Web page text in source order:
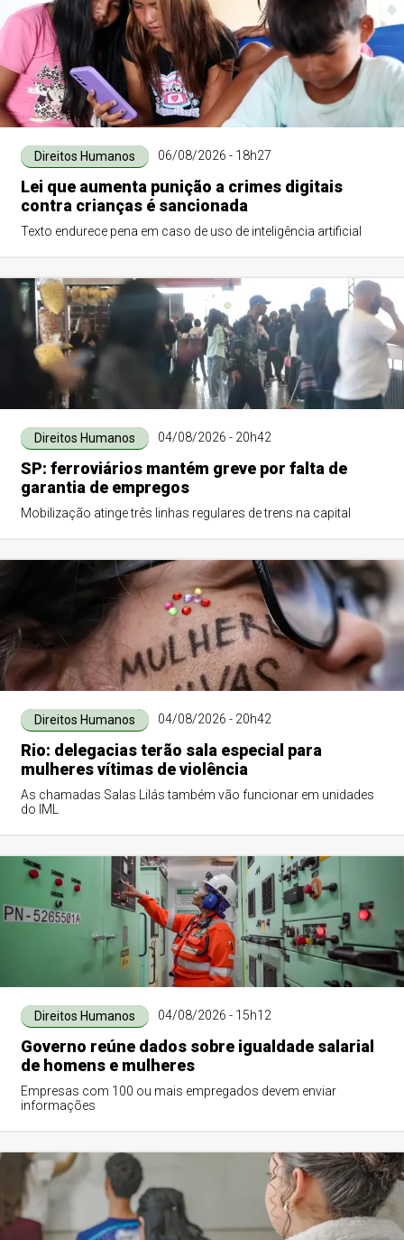
Direitos Humanos 06/08/2026 - 18h27
Lei que aumenta punição a crimes digitais
contra crianças é sancionada
Texto endurece pena em caso de uso de inteligência artificial
Direitos Humanos 04/08/2026 - 20h42
SP: ferroviários mantém greve por falta de
garantia de empregos
Mobilização atinge três linhas regulares de trens na capital
Direitos Humanos 04/08/2026 - 20h42
Rio: delegacias terão sala especial para
mulheres vítimas de violência
As chamadas Salas Lilás também vão funcionar em unidades
do IML
Direitos Humanos 04/08/2026 - 15h12
Governo reúne dados sobre igualdade salarial
de homens e mulheres
Empresas com 100 ou mais empregados devem enviar
informações